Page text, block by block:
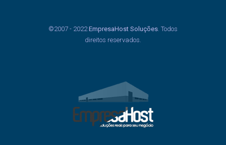
©2007 - 2022EmpresaHost Soluções. Todos
direitos reservados.